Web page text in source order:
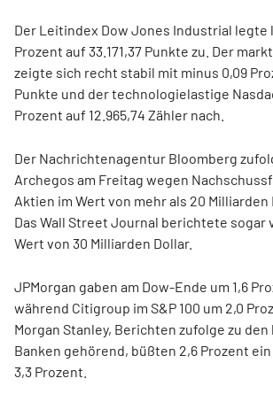
Der Leitindex Dow Jones Industrial legte
Prozent auf 33.171,37 Punkte zu. Der
zeigte sich recht stabil mit minus 0,09
Punkte und der technologielastige
Prozent auf 12.965,74 Zähler nach.
Der Nachrichtenagentur Bloomberg
Archegos am Freitag wegen
Aktien im Wert von mehr als 20 Milliarden
Das Wall Street Journal berichtete sogar
Wert von 30 Milliarden Dollar.
JPMorgan gaben am Dow-Ende um 1,6
während Citigroup im S&P 100 um 2,0
Morgan Stanley, Berichten zufolge zu
Banken gehörend, büßten 2,6 Prozent
3,3 Prozent.